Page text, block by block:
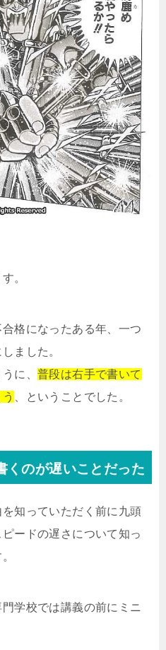
。
格になったある年、一つ
ました。
に、 普段は右手で書いて
、ということでした。
くのが遅いことだった
知っていただく前に九頭
ードの遅さについて知っ
学校では講義の前にミニ